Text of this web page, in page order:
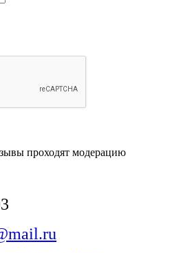
проходят модерацию